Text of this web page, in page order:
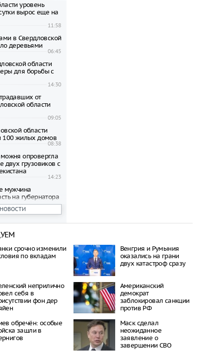
уровень
вырос еще на
11:58
в Свердловской
деревьями
06:45
области
для борьбы с
14:30
от
области
09:05
области
100 жилых домов
08:38
опровергла
двух грузовиков с
14:23
мужчина
на губернатора
введён
опасности
от
в
по 15 000
при
в Челябинске
09:53
школьники вышли
9-летнюю
срочно изменили
по вкладам
Венгрия и Румыния
оказались на грани
двух катастроф сразу
неприлично
cебя в
фон дер
Американский
демократ
заблокировал санкции
против РФ
обречён: особые
зашли в
Маск сделал
неожиданное
заявление о
завершении СВО